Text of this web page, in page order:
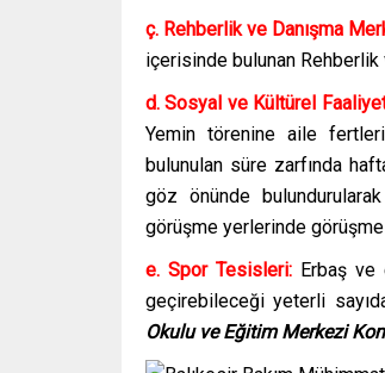
ç. Rehberlik ve Danışma
içerisinde bulunan
d. Sosyal ve Kültürel
Yemin törenine aile
bulunulan süre zarfında
göz önünde
görüşme yerlerinde görüşme
e. Spor Tesisleri:Erbaş ve
geçirebileceği yeterli
Okulu ve Eğitim Merkezi